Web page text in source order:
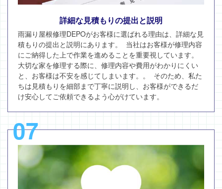
詳細な見積もりの提出と説明
雨漏り屋根修理DEPOがお客様に選ばれる理由は、詳細な見
積もりの提出と説明にあります。 当社はお客様が修理内容
にご納得した上で作業を進めることを重要視しています。
大切な家を修理する際に、修理内容や費用がわかりにくい
と、お客様は不安を感じてしまいます。。 そのため、私た
ちは見積もりを細部まで丁寧に説明し、お客様ができるだ
け安心してご依頼できるよう心がけています。
07